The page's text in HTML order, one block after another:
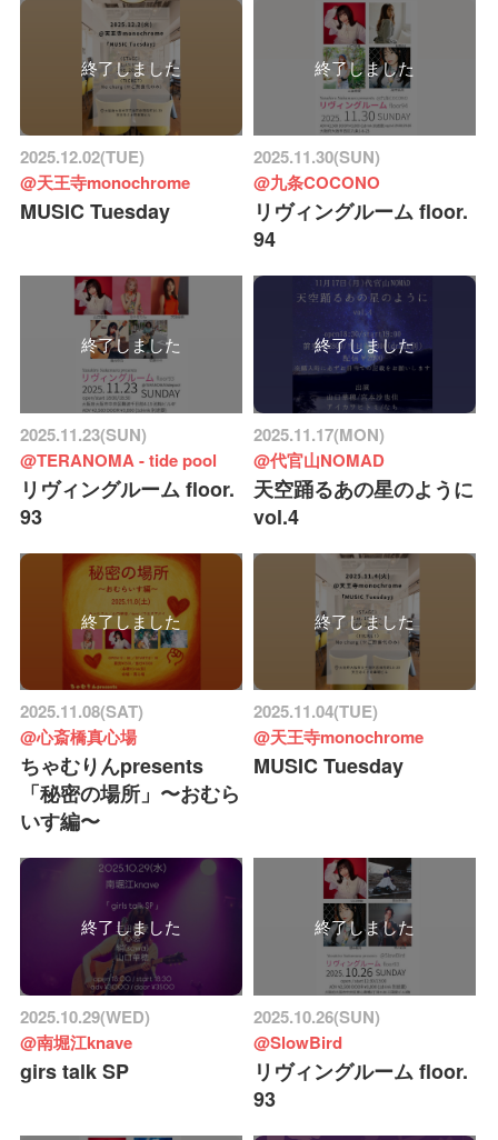
終了しました
2025.12.02(TUE)
@天王寺monochrome
MUSIC Tuesday
終了しました
2025.11.30(SUN)
@九条COCONO
リヴィングルーム floor.
94
終了しました
2025.11.23(SUN)
@TERANOMA - tide pool
リヴィングルーム floor.
93
終了しました
2025.11.17(MON)
@代官山NOMAD
天空踊るあの星のように
vol.4
終了しました
2025.11.08(SAT)
@心斎橋真心場
ちゃむりんpresents
「秘密の場所」〜おむら
いす編〜
終了しました
2025.11.04(TUE)
@天王寺monochrome
MUSIC Tuesday
終了しました
2025.10.29(WED)
@南堀江knave
girs talk SP
終了しました
2025.10.26(SUN)
@SlowBird
リヴィングルーム floor.
93